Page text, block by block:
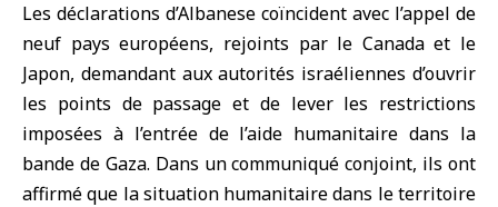
Les déclarations d’Albanese coïncident avec l’appel de
neuf pays européens, rejoints par le Canada et le
Japon, demandant aux autorités israéliennes d’ouvrir
les points de passage et de lever les restrictions
imposées à l’entrée de l’aide humanitaire dans la
bande de Gaza. Dans un communiqué conjoint, ils ont
affirmé que la situation humanitaire dans le territoire